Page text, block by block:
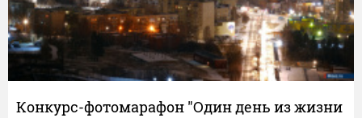
Конкурс-фотомарафон "Один день из жизни